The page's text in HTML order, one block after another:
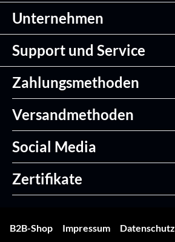
Unternehmen
Support und Service
Zahlungsmethoden
Versandmethoden
Social Media
Zertifikate
B2B-Shop Impressum Datenschutz